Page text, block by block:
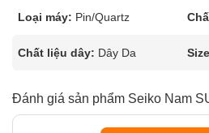
Loại máy: Pin/Quartz
Chất liệu dây: Dây Da
Đánh giá sản phẩm Seiko Nam